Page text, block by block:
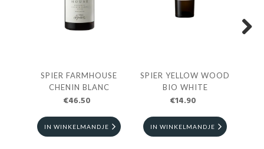
SPIER FARMHOUSE
CHENIN BLANC
€46.50
IN WINKELMANDJE
SPIER YELLOW WOOD
BIO WHITE
€14.90
IN WINKELMANDJE